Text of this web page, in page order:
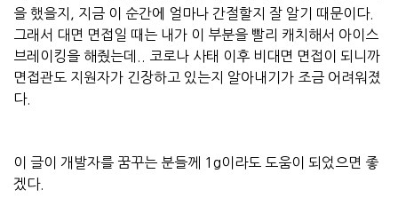
을 했을지, 지금 이 순간에 얼마나 간절할지 잘 알기 때문이다.
그래서 대면 면접일 때는 내가 이 부분을 빨리 캐치해서 아이스
브레이킹을 해줬는데.. 코로나 사태 이후 비대면 면접이 되니까
면접관도 지원자가 긴장하고 있는지 알아내기가 조금 어려워졌
다.
이 글이 개발자를 꿈꾸는 분들께 1g이라도 도움이 되었으면 좋
겠다.